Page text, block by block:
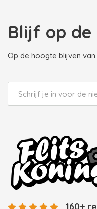
Blijf op de
Op de hoogte blijven